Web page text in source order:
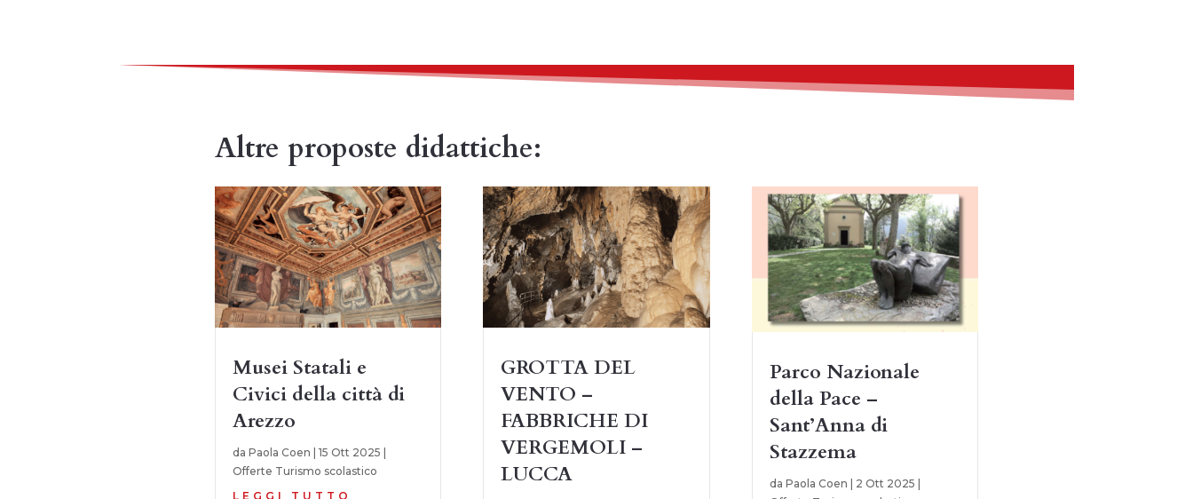
Altre proposte didattiche:
Musei Statali e
Civici della città di
Arezzo
da Paola Coen 15 Ott 2025
Offerte Turismo scolastico
LEGGI TUTTO
GROTTA DEL
VENTO –
FABBRICHE DI
VERGEMOLI –
LUCCA
Parco Nazionale
della Pace –
Sant’Anna di
Stazzema
da Paola Coen 2 Ott 2025